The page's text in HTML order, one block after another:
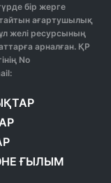
бір жерге
ағартушылық
желі ресурсының
арналған. ҚР
No
ҒЫЛЫМ